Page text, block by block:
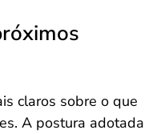
claros sobre o que
A postura adotada